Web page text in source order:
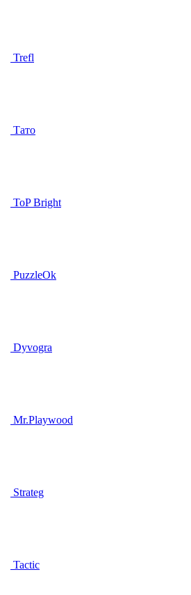
Trefl
Тато
ToP Bright
PuzzleOk
Dyvogra
Mr.Playwood
Strateg
Tactic